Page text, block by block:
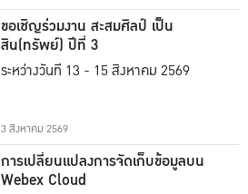
ขอเชิญร่วมงาน สะสมศิลป์ เป็น
สิน(ทรัพย์) ปีที่ 3
ระหว่างวันที่ 13 - 15 สิงหาคม 2569
3 สิงหาคม 2569
การเปลี่ยนแปลงการจัดเก็บข้อมูลบน
Webex Cloud